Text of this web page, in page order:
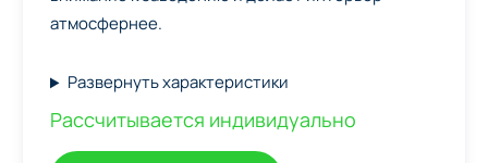
атмосфернее.
Развернуть характеристики
Рассчитывается индивидуально